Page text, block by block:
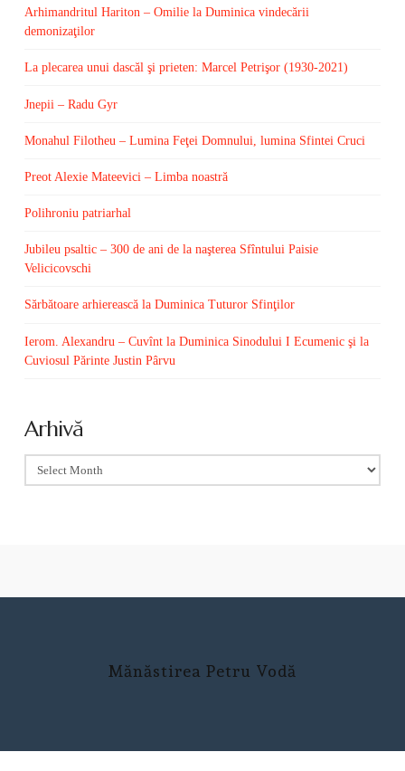
Arhimandritul Hariton – Omilie la Duminica vindecării
demonizaţilor
La plecarea unui dascăl şi prieten: Marcel Petrişor (1930-2021)
Jnepii – Radu Gyr
Monahul Filotheu – Lumina Feţei Domnului, lumina Sfintei Cruci
Preot Alexie Mateevici – Limba noastră
Polihroniu patriarhal
Jubileu psaltic – 300 de ani de la naşterea Sfîntului Paisie
Velicicovschi
Sărbătoare arhierească la Duminica Tuturor Sfinţilor
Ierom. Alexandru – Cuvînt la Duminica Sinodului I Ecumenic şi la
Cuviosul Părinte Justin Pârvu
Arhivă
Arhivă
Mănăstirea Petru Vodă